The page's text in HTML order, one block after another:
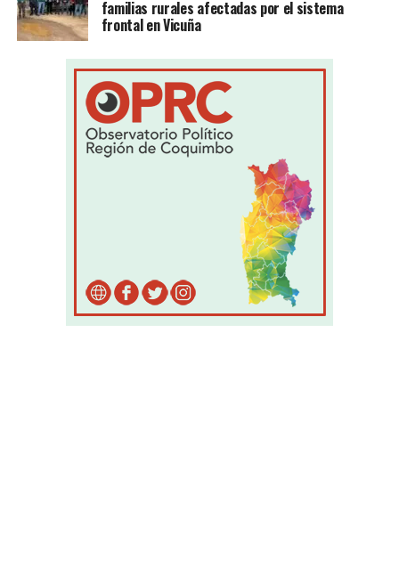
familias rurales afectadas por el sistema
frontal en Vicuña